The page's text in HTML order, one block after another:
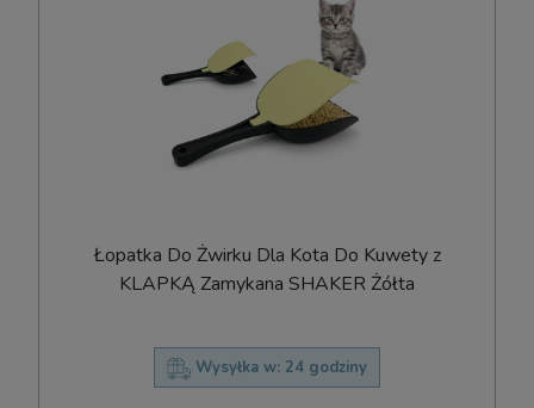
Łopatka Do Żwirku Dla Kota Do Kuwety z
KLAPKĄ Zamykana SHAKER Żółta
Wysyłka w: 24 godziny